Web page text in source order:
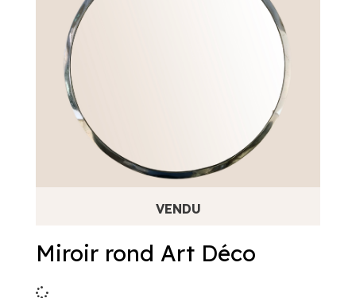
Miroir rond Art Déco